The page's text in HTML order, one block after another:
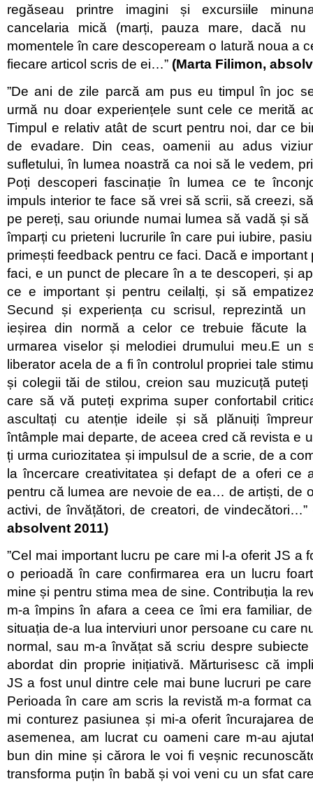
regăseau printre imagini și excursiile
cancelaria mică (marți, pauza mare, dacă
momentele în care descopeream o latură noua a
fiecare articol scris de ei…” (Marta Filimon,
”De ani de zile parcă am pus eu timpul în joc
urmă nu doar experiențele sunt cele ce merită
Timpul e relativ atât de scurt pentru noi, dar ce
de evadare. Din ceas, oamenii au adus
sufletului, în lumea noastră ca noi să le vedem,
Poți descoperi fascinație în lumea ce te
impuls interior te face să vrei să scrii, să creezi,
pe pereți, sau oriunde numai lumea să vadă și
împarți cu prieteni lucrurile în care pui iubire,
primești feedback pentru ce faci. Dacă e
faci, e un punct de plecare în a te descoperi, și
ce e important și pentru ceilalți, și să
Secund și experiența cu scrisul, reprezintă
ieșirea din normă a celor ce trebuie făcute la
urmarea viselor și melodiei drumului meu.E un
liberator acela de a fi în controlul propriei tale
și colegii tăi de stilou, creion sau muzicuță
care să vă puteți exprima super confortabil
ascultați cu atenție ideile și să plănuiți
întâmple mai departe, de aceea cred că revista e
ți urma curiozitatea și impulsul de a scrie, de a
la încercare creativitatea și defapt de a oferi ce
pentru că lumea are nevoie de ea… de artiști, de
activi, de învățători, de creatori, de vindecători…”
absolvent 2011)
”Cel mai important lucru pe care mi l-a oferit JS a
o perioadă în care confirmarea era un lucru
mine și pentru stima mea de sine. Contribuția la
m-a împins în afara a ceea ce îmi era familiar,
situația de-a lua interviuri unor persoane cu care
normal, sau m-a învățat să scriu despre
abordat din proprie inițiativă. Mărturisesc că
JS a fost unul dintre cele mai bune lucruri pe
Perioada în care am scris la revistă m-a format
mi conturez pasiunea și mi-a oferit încurajarea
asemenea, am lucrat cu oameni care m-au
bun din mine și cărora le voi fi veșnic
transforma puțin în babă și voi veni cu un sfat